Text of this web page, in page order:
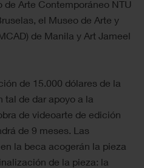
Arte Contemporáneo NTU
el Museo de Arte y
de Manila y Art Jameel
de 15.000 dólares de la
tal de dar apoyo a la
de videoarte de edición
de 9 meses. Las
la beca acogerán la pieza
de la pieza: la